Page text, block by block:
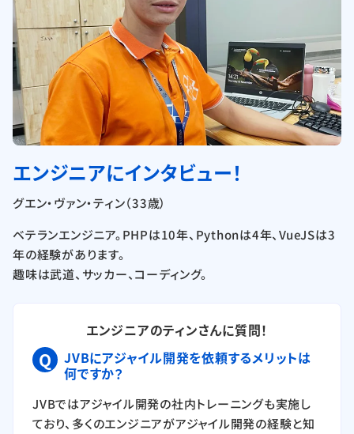
エンジニアにインタビュー！
グエン・ヴァン・ティン（33歳）
ベテランエンジニア。PHPは10年、Pythonは4年、VueJSは3
年の経験があります。
趣味は武道、サッカー、コーディング。
エンジニアのティンさんに質問！
Q
JVBにアジャイル開発を依頼するメリットは
何ですか？
JVBではアジャイル開発の社内トレーニングも実施し
ており、多くのエンジニアがアジャイル開発の経験と知